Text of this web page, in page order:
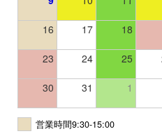
16 17 18
23 24 25
30 31 1
営業時間9:30-15:00